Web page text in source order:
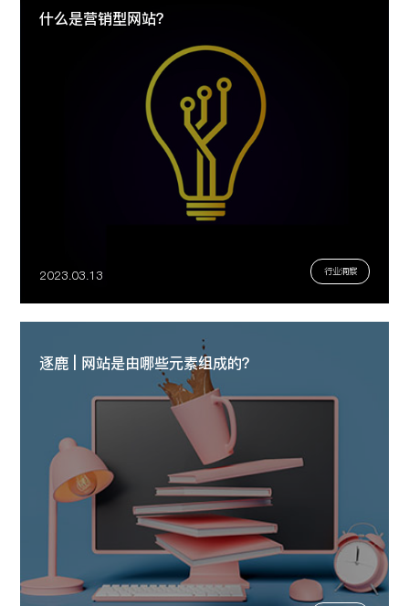
什么是营销型网站？
2023.03.13 行业洞察
逐鹿 | 网站是由哪些元素组成的？